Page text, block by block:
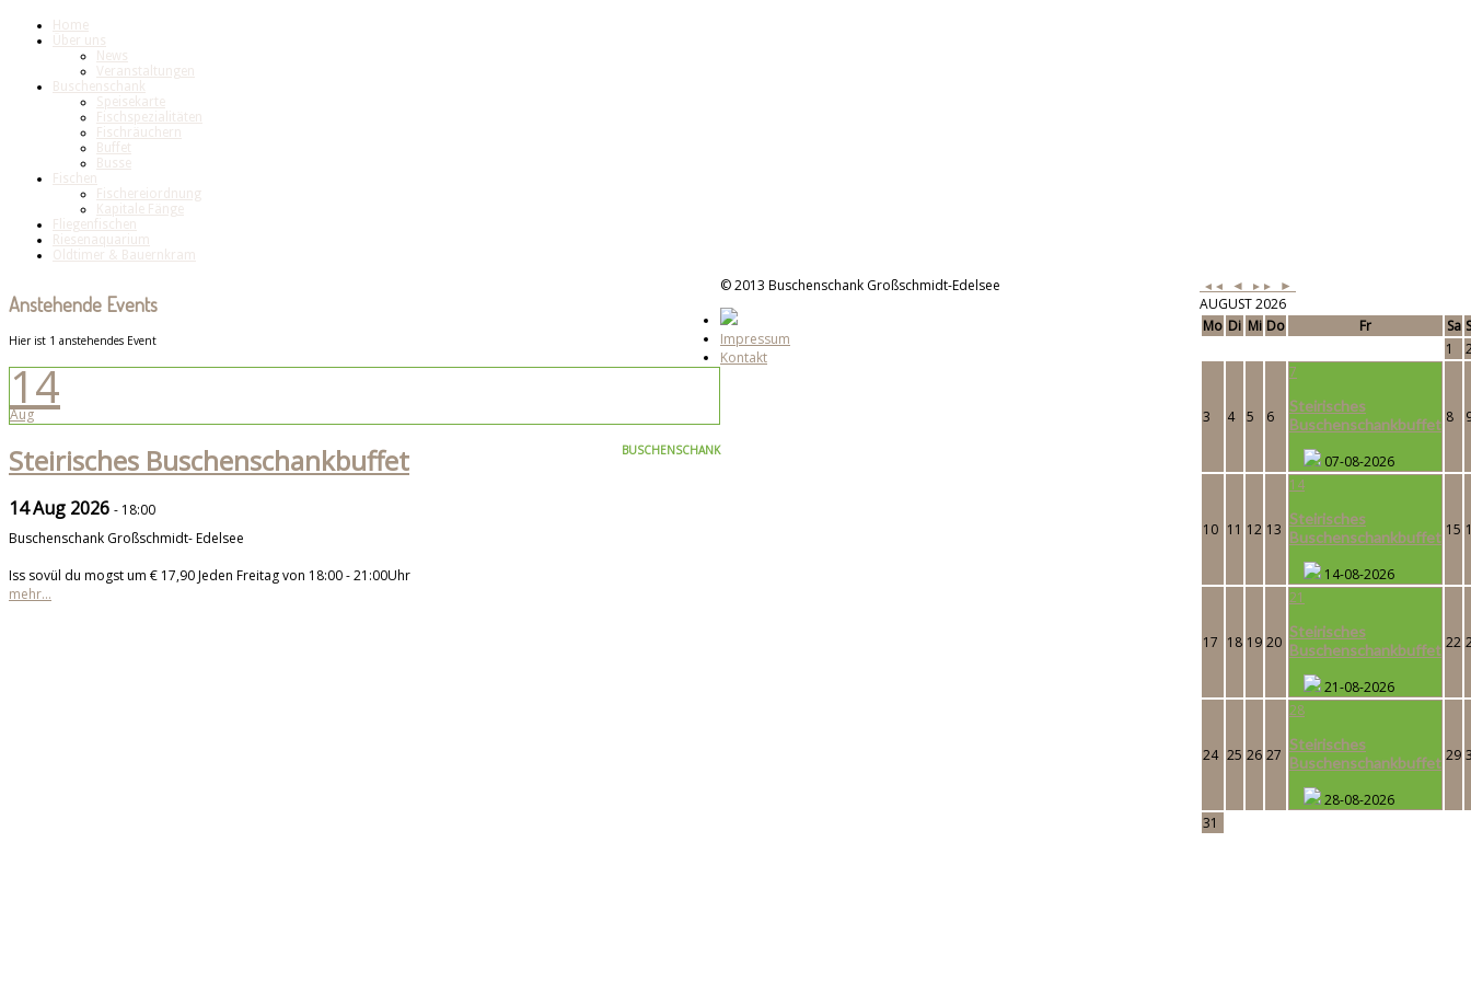
Home
Über uns
News
Veranstaltungen
Buschenschank
Speisekarte
Fischspezialitäten
Fischräuchern
Buffet
Busse
Fischen
Fischereiordnung
Kapitale Fänge
Fliegenfischen
Riesenaquarium
Oldtimer & Bauernkram
◄◄
◄ ►►
►
AUGUST 2026
Mo Di Mi Do Fr Sa
1
3 4 5 6
7
Steirisches
Buschenschankbuffet
07-08-2026
8
10 11 12 13
14
Steirisches
Buschenschankbuffet
14-08-2026
15
17 18 19 20
21
Steirisches
Buschenschankbuffet
21-08-2026
22
24 25 26 27
28
Steirisches
Buschenschankbuffet
28-08-2026
29
31
Anstehende Events
Hier ist 1 anstehendes Event
14
Aug
Steirisches Buschenschankbuffet BUSCHENSCHANK
14 Aug 2026 - 18:00
Buschenschank Großschmidt- Edelsee
Iss sovül du mogst um € 17,90 Jeden Freitag von 18:00 - 21:00Uhr
mehr...
© 2013 Buschenschank Großschmidt-Edelsee
Impressum
Kontakt